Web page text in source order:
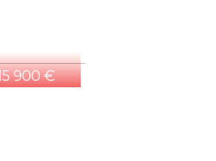
900 €